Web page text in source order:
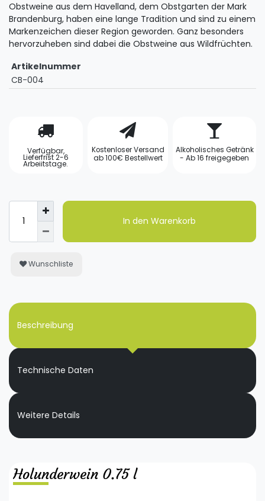
Obstweine aus dem Havelland, dem Obstgarten der Mark
Brandenburg, haben eine lange Tradition und sind zu einem
Markenzeichen dieser Region geworden. Ganz besonders
hervorzuheben sind dabei die Obstweine aus Wildfrüchten.
Artikelnummer
CB-004
Verfügbar,
Lieferfrist 2-6
Arbeiitstage.
Kostenloser Versand
ab 100€ Bestellwert
Alkoholisches Getränk
- Ab 16 freigegeben
In den Warenkorb
Wunschliste
Beschreibung
Technische Daten
Weitere Details
Holunderwein 0.75 l